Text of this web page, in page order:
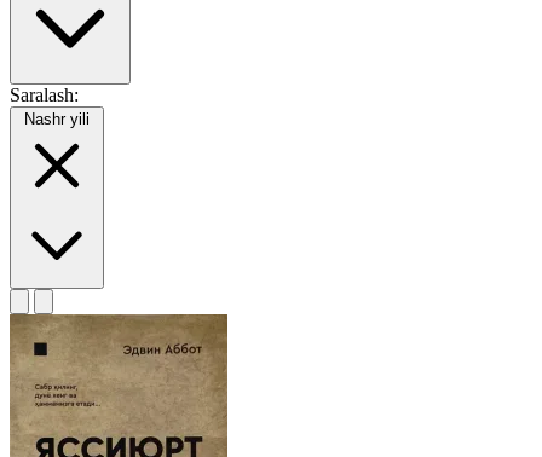
Saralash:
Nashr yili